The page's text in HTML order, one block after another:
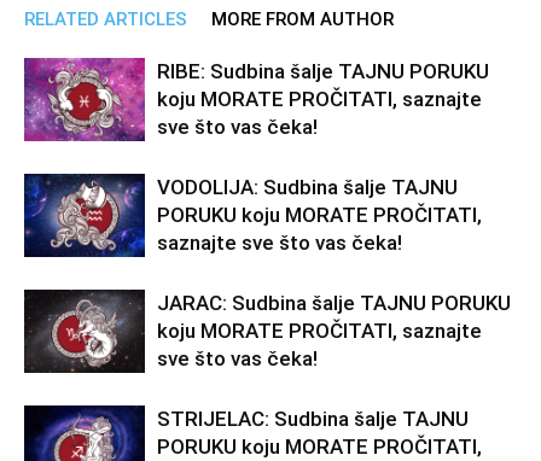
RELATED ARTICLES MORE FROM AUTHOR
RIBE: Sudbina šalje TAJNU PORUKU
koju MORATE PROČITATI, saznajte
sve što vas čeka!
VODOLIJA: Sudbina šalje TAJNU
PORUKU koju MORATE PROČITATI,
saznajte sve što vas čeka!
JARAC: Sudbina šalje TAJNU PORUKU
koju MORATE PROČITATI, saznajte
sve što vas čeka!
STRIJELAC: Sudbina šalje TAJNU
PORUKU koju MORATE PROČITATI,